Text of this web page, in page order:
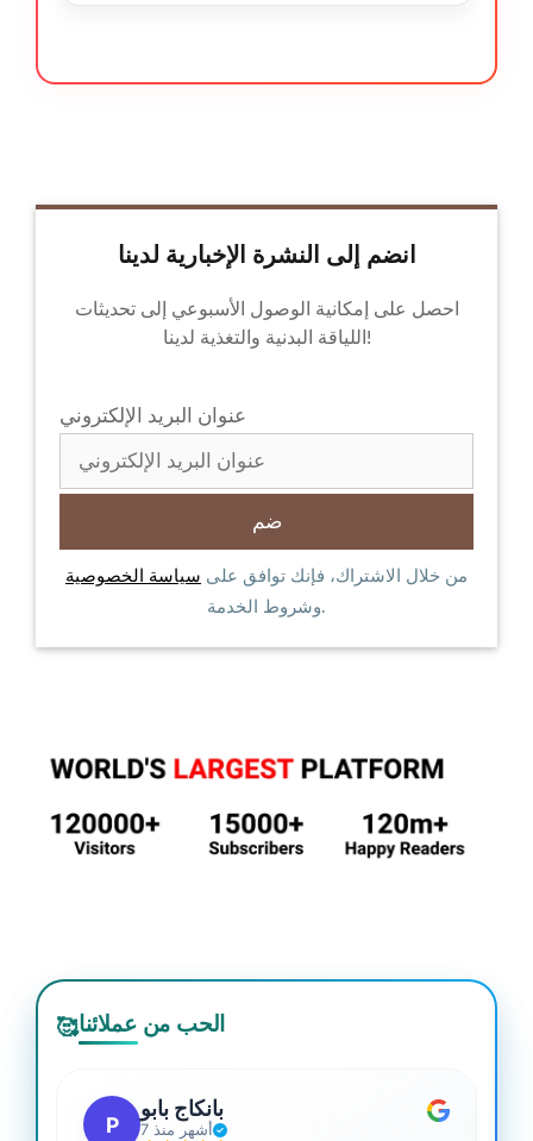
انضم إلى النشرة الإخبارية لدينا
احصل على إمكانية الوصول الأسبوعي إلى تحديثات
اللياقة البدنية والتغذية لدينا!
عنوان البريد الإلكتروني
من خلال الاشتراك، فإنك توافق على سياسة الخصوصية
وشروط الخدمة.
🥰الحب من عملائنا
P
بانكاج بابو
7 أشهر منذ